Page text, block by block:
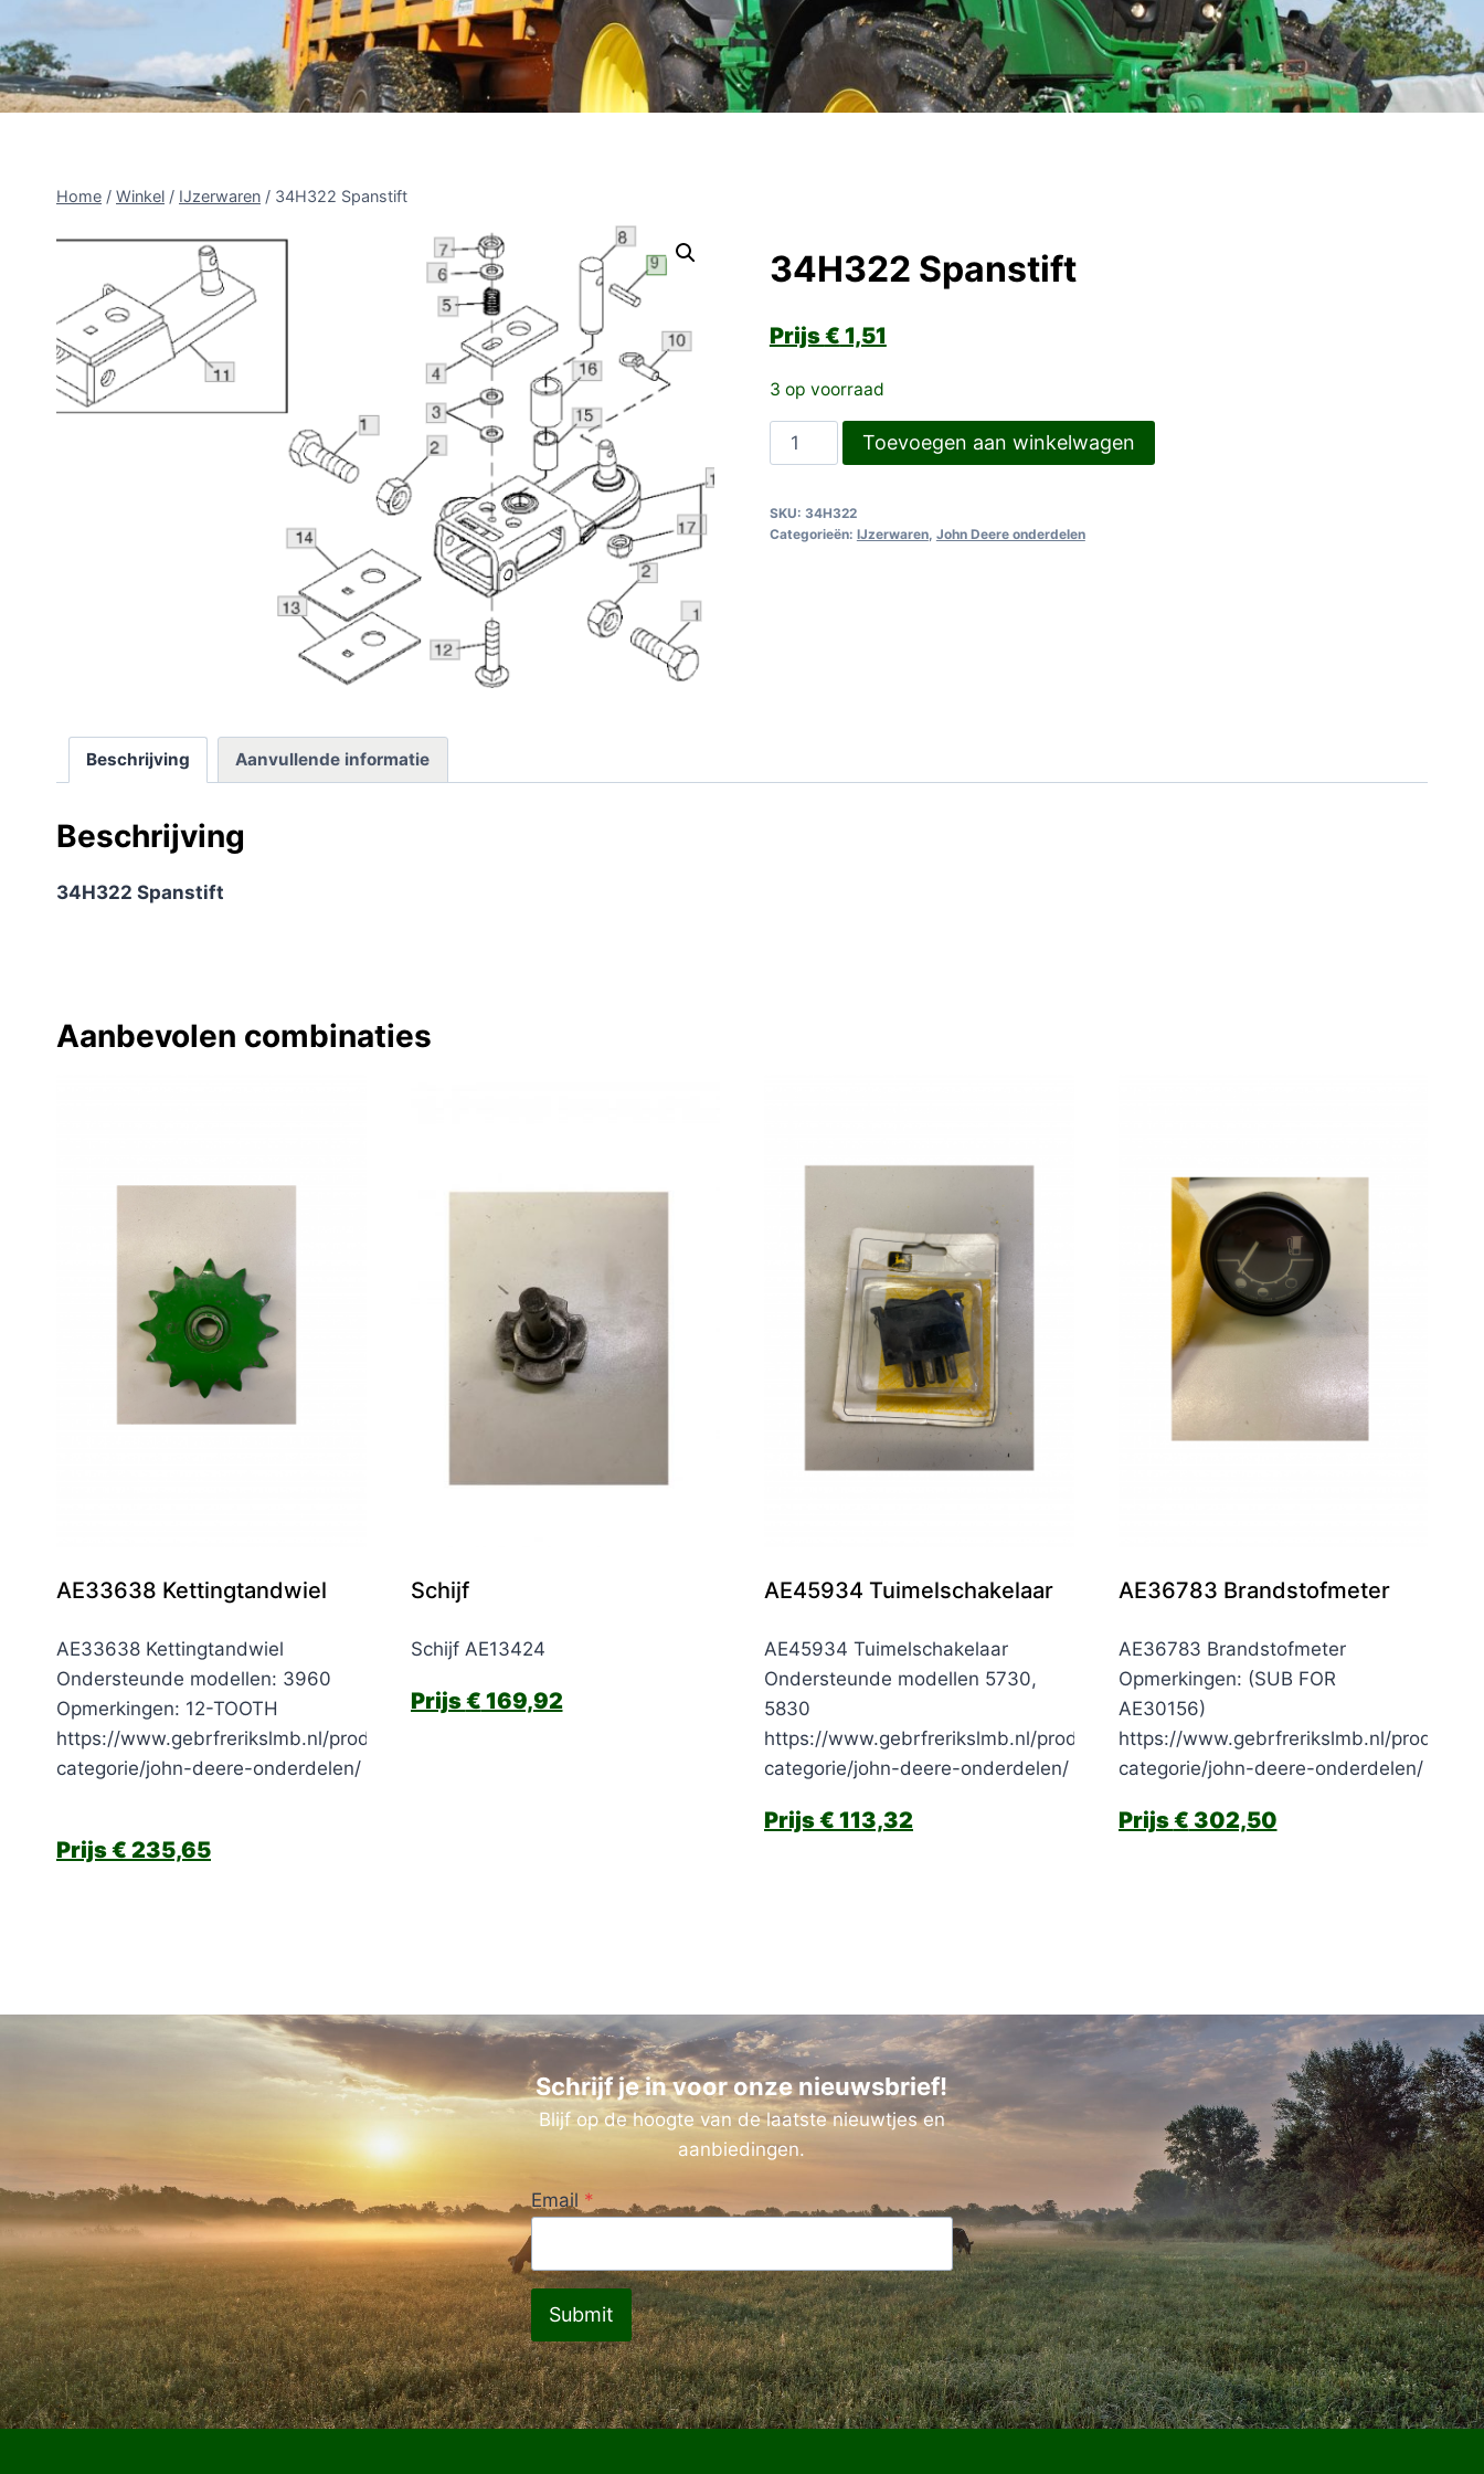
Home / Winkel / IJzerwaren / 34H322 Spanstift
34H322 Spanstift
€ 1,51
3 op voorraad
34H322
Spanstift
Toevoegen aan winkelwagen
SKU: 34H322
Categorieën: IJzerwaren, John Deere onderdelen
Beschrijving Aanvullende informatie
Beschrijving
34H322 Spanstift
Aanbevolen combinaties
AE33638 Kettingtandwiel
AE33638 Kettingtandwiel
Ondersteunde modellen: 3960
Opmerkingen: 12-TOOTH
https://www.gebrfrerikslmb.nl/product-
categorie/john-deere-onderdelen/
€ 235,65
Schijf
Schijf AE13424
€ 169,92
AE45934 Tuimelschakelaar
AE45934 Tuimelschakelaar
Ondersteunde modellen 5730,
5830
https://www.gebrfrerikslmb.nl/product-
categorie/john-deere-onderdelen/
€ 113,32
AE36783 Brandstofmeter
AE36783 Brandstofmeter
Opmerkingen: (SUB FOR
AE30156)
https://www.gebrfrerikslmb.nl/product-
categorie/john-deere-onderdelen/
€ 302,50
Schrijf je in voor onze nieuwsbrief!
Blijf op de hoogte van de laatste nieuwtjes en
aanbiedingen.
Email *
Submit